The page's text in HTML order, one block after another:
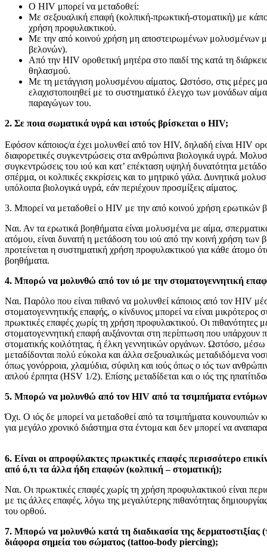
Ο HIV μπορεί να μεταδοθεί:
Με σεξουαλική επαφή (κολπική-πρωκτική-στοματική) με
χρήση προφυλακτικού.
Με την από κοινού χρήση μη αποστειρωμένων μολυσμένων
βελονών).
Από την HIV οροθετική μητέρα στο παιδί της κατά τη
θηλασμού.
Με τη μετάγγιση μολυσμένου αίματος. Ωστόσο, στις μέρες
ελαχιστοποιηθεί με το συστηματικό έλεγχο των μονάδων
παραγώγων του.
2. Σε ποια σωματικά υγρά και ιστούς βρίσκεται ο HIV;
Εφόσον κάποιος/α έχει μολυνθεί από τον HIV, δηλαδή είναι HIV
διαφορετικές συγκεντρώσεις στα ανθρώπινα βιολογικά υγρά.
συγκεντρώσεις του ιού και κατ’ επέκταση υψηλή δυνατότητα
σπέρμα, οι κολπικές εκκρίσεις και το μητρικό γάλα. Δυνητικά
υπόλοιπα βιολογικά υγρά, εάν περιέχουν προσμίξεις αίματος.
3. Μπορεί να μεταδοθεί ο HIV με την από κοινού χρήση ερωτικών
Ναι. Αν τα ερωτικά βοηθήματα είναι μολυσμένα με αίμα,
ατόμου, είναι δυνατή η μετάδοση του ιού από την κοινή χρήση
προτείνεται η συστηματική χρήση προφυλακτικού για κάθε άτομο
βοηθήματα.
4. Μπορώ να μολυνθώ από τον ιό με την στοματογεννητική
Ναι. Παρόλο που είναι πιθανό να μολυνθεί κάποιος από τον HIV
στοματογεννητικής επαφής, ο κίνδυνος μπορεί να είναι μικρότερος
πρωκτικές επαφές χωρίς τη χρήση προφυλακτικού. Οι πιθανότητες
στοματογεννητική επαφή αυξάνονται στη περίπτωση που υπάρχουν
στοματικής κοιλότητας, ή έλκη γεννητικών οργάνων. Ωστόσο, μέσω
μεταδίδονται πολύ εύκολα και άλλα σεξουαλικώς μεταδιδόμενα
όπως γονόρροια, χλαμύδια, σύφιλη και ιούς όπως ο ιός των
απλού έρπητα (HSV 1/2). Επίσης μεταδίδεται και ο ιός της
5. Μπορώ να μολυνθώ από τον HIV από τα τσιμπήματα
Όχι. Ο ιός δε μπορεί να μεταδοθεί από τα τσιμπήματα
για μεγάλο χρονικό διάστημα στα έντομα και δεν μπορεί να
6. Είναι οι απροφύλακτες πρωκτικές επαφές περισσότερο
από ό,τι τα άλλα ήδη επαφών (κολπική – στοματική);
Ναι. Οι πρωκτικές επαφές χωρίς τη χρήση προφυλακτικού είναι
με τις άλλες επαφές, λόγω της μεγαλύτερης πιθανότητας
του ορθού.
7. Μπορώ να μολυνθώ κατά τη διαδικασία της δερματοστιξίας
διάφορα σημεία του σώματος (tattoo-body piercing);